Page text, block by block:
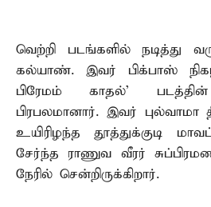
வெற்றி படங்களில் நடித்து
கல்யாண். இவர் பிக்பாஸ்
பிரேமம் காதல்’
பிரபலமானார். இவர் புல்வாமா
உயிரிழந்த தூத்துக்குடி
சேர்ந்த ராணுவ வீரர்
நேரில் சென்றிருக்கிறார்.